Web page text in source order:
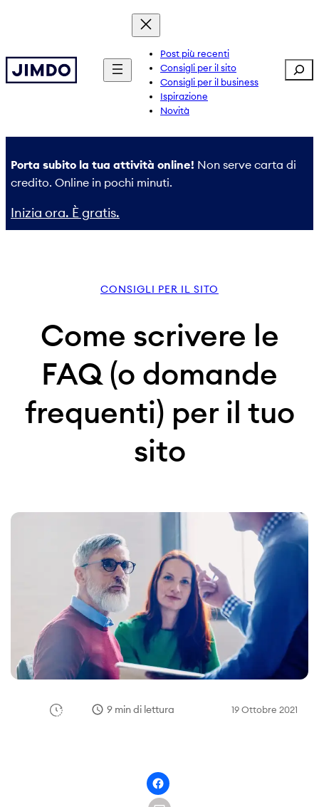
contenuto
Post più recenti
Consigli per il sito
Consigli per il business
Ispirazione
Novità
Porta subito la tua attività online! Non serve carta di
credito. Online in pochi minuti.
Inizia ora. È gratis.
CONSIGLI PER IL SITO
Come scrivere le
FAQ (o domande
frequenti) per il tuo
sito
9 min di lettura 19 Ottobre 2021